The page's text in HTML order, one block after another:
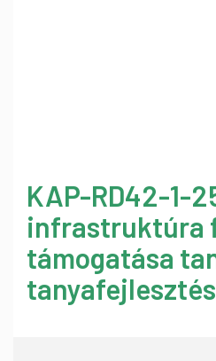
KAP-RD42-1-
infrastruktúra
támogatása